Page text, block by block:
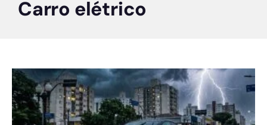
Carro elétrico